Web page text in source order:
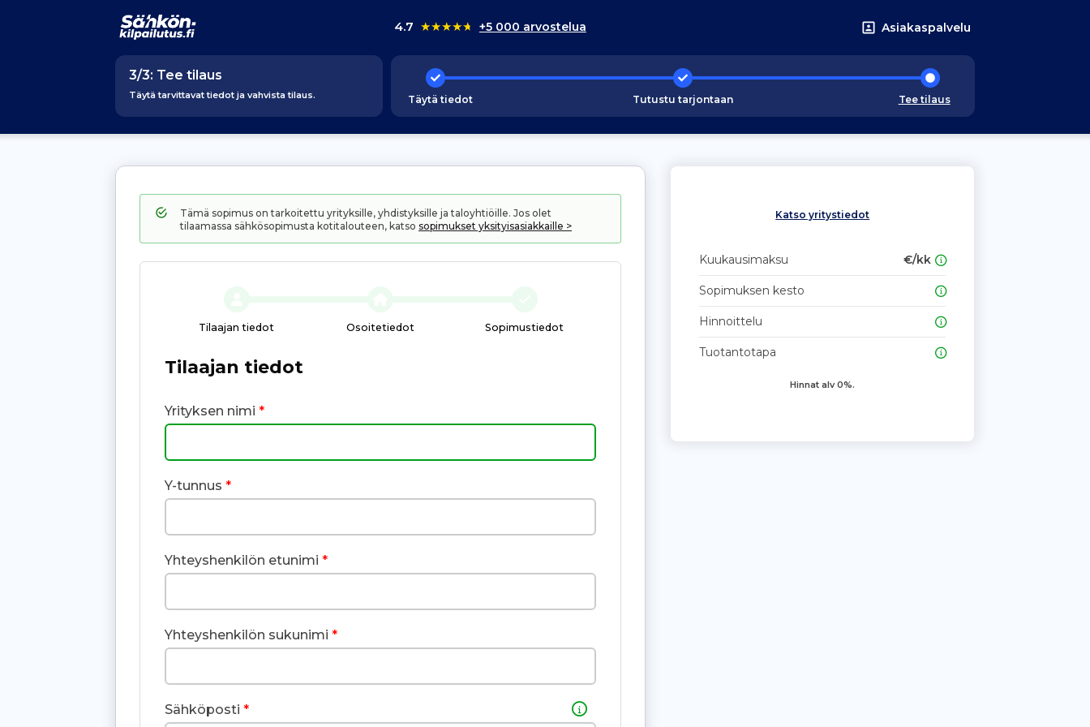
4.7 ★★★★★ +5 000 arvostelua Asiakaspalvelu
3/3: Tee tilaus
Täytä tarvittavat tiedot ja vahvista tilaus. Täytä tiedot Tutustu tarjontaan Tee tilaus
Tämä sopimus on tarkoitettu yrityksille, yhdistyksille ja taloyhtiöille. Jos olet
tilaamassa sähkösopimusta kotitalouteen, katso sopimukset yksityisasiakkaille >
Tilaajan tiedot Osoitetiedot Sopimustiedot
Tilaajan tiedot
Yrityksen nimi *
Y-tunnus *
Yhteyshenkilön etunimi *
Yhteyshenkilön sukunimi *
Sähköposti *
Katso yritystiedot
Kuukausimaksu €/kk
Sopimuksen kesto
Hinnoittelu
Tuotantotapa
Hinnat alv 0%.